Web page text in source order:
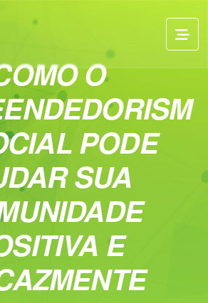
O
PODE
SUA
E